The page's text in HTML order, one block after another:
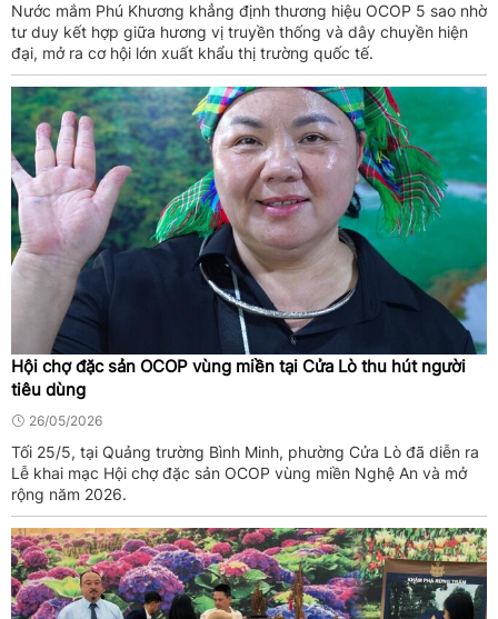
Nước mắm Phú Khương khẳng định thương hiệu OCOP 5 sao nhờ
tư duy kết hợp giữa hương vị truyền thống và dây chuyền hiện
đại, mở ra cơ hội lớn xuất khẩu thị trường quốc tế.
Hội chợ đặc sản OCOP vùng miền tại Cửa Lò thu hút người
tiêu dùng
26/05/2026
Tối 25/5, tại Quảng trường Bình Minh, phường Cửa Lò đã diễn ra
Lễ khai mạc Hội chợ đặc sản OCOP vùng miền Nghệ An và mở
rộng năm 2026.